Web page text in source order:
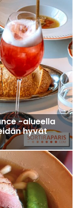
-alueella
hyvät